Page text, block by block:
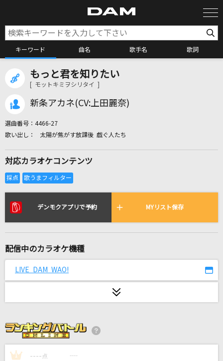
キーワード 曲名 歌手名 歌詞
カラオケ検索
カラオケ店舗検索
リアルタイムで歌われている曲の一覧
カブトムシ
lulu.
オー！リバル
ポルノグラフィティ
もっと君を知りたい
[ モットキミヲシリタイ ]
新条アカネ(CV:上田麗奈)
選曲番号： 4466-27
太陽が焦がす放課後 戯ぐ人たち
対応カラオケコンテンツ
デンモクアプリで予約 MYリスト保存
配信中のカラオケ機種
LIVE DAM WAO!
1 ---- 点 ----